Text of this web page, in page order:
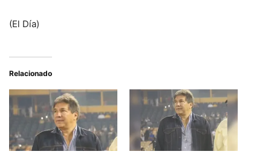
(El Día)
Relacionado